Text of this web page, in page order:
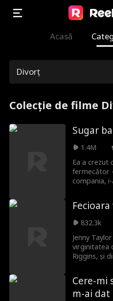
Acasă
Divorț
Colecție de filme
Sugar
1.4M
Ea a crezut
fermecător
compania,
cap,
putere... și
niciodată să
832.3k
Jenny
virginitatea
Riggins, și
către iubita
echipei de
grijuliu și
Cere-mi
m-ai dat